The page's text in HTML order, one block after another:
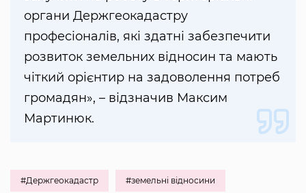
органи Держгеокадастру
професіоналів, які здатні забезпечити
розвиток земельних відносин та мають
чіткий орієнтир на задоволення потреб
громадян», – відзначив Максим
Мартинюк.
#Держгеокадастр #земельні відносини